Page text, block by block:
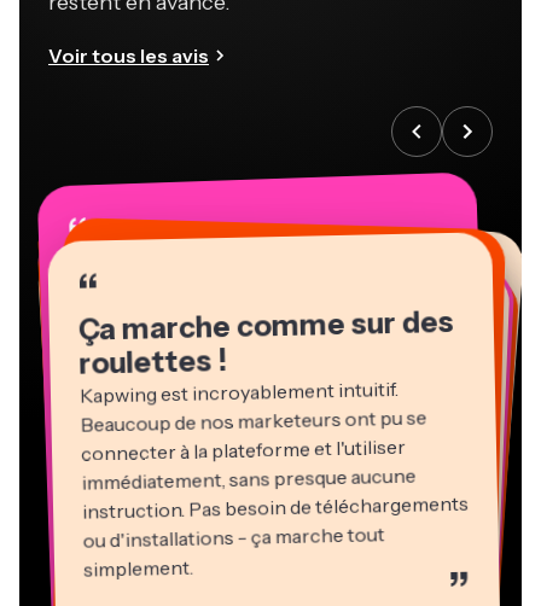
“
Ça marche comme sur des
roulettes !
Kapwing est incroyablement intuitif.
Beaucoup de nos marketeurs ont pu se
connecter à la plateforme et l'utiliser
immédiatement, sans presque aucune
instruction. Pas besoin de téléchargements
ou d'installations - ça marche tout
simplement. ”
“
“
Panos Papagapiou
“
“
Martin James
Éditeur vidéo
“
Natasha Ball
“
“